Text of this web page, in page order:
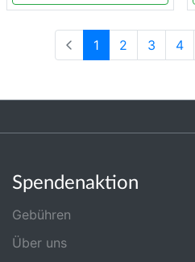
1 2 3 4
Spendenaktion
Gebühren
Über uns